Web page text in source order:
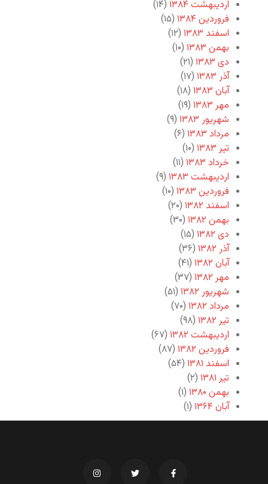
اردیبهشت ۱۳۸۴
(۱۴)
فروردین ۱۳۸۴
(۱۵)
اسفند ۱۳۸۳
(۱۲)
بهمن ۱۳۸۳
(۱۰)
دی ۱۳۸۳
(۲۱)
آذر ۱۳۸۳
(۱۷)
آبان ۱۳۸۳
(۱۸)
مهر ۱۳۸۳
(۱۹)
شهریور ۱۳۸۳
(۹)
مرداد ۱۳۸۳
(۶)
تیر ۱۳۸۳
(۱۰)
خرداد ۱۳۸۳
(۱۱)
اردیبهشت ۱۳۸۳
(۹)
فروردین ۱۳۸۳
(۱۰)
اسفند ۱۳۸۲
(۲۰)
بهمن ۱۳۸۲
(۳۰)
دی ۱۳۸۲
(۱۵)
آذر ۱۳۸۲
(۳۶)
آبان ۱۳۸۲
(۴۱)
مهر ۱۳۸۲
(۳۷)
شهریور ۱۳۸۲
(۵۱)
مرداد ۱۳۸۲
(۷۰)
تیر ۱۳۸۲
(۹۸)
اردیبهشت ۱۳۸۲
(۶۷)
فروردین ۱۳۸۲
(۸۷)
اسفند ۱۳۸۱
(۵۴)
تیر ۱۳۸۱
(۲)
بهمن ۱۳۸۰
(۱)
آبان ۱۳۶۴
(۱)